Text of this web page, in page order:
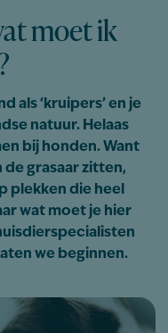
moet ik
als ‘kruipers’ en je
natuur. Helaas
bij honden. Want
de grasaar zitten,
plekken die heel
wat moet je hier
we beginnen.